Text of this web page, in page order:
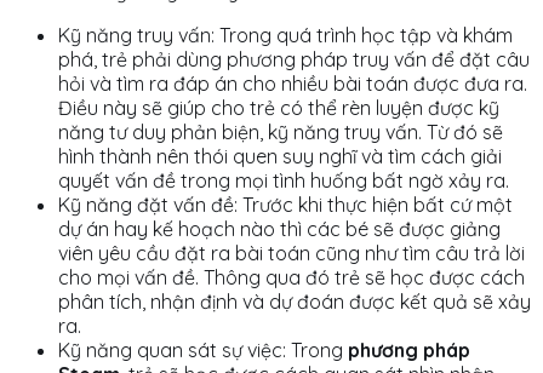
Kỹ năng truy vấn: Trong quá trình học tập và khám
phá, trẻ phải dùng phương pháp truy vấn để đặt câu
hỏi và tìm ra đáp án cho nhiều bài toán được đưa ra.
Điều này sẽ giúp cho trẻ có thể rèn luyện được kỹ
năng tư duy phản biện, kỹ năng truy vấn. Từ đó sẽ
hình thành nên thói quen suy nghĩ và tìm cách giải
quyết vấn đề trong mọi tình huống bất ngờ xảy ra.
Kỹ năng đặt vấn đề: Trước khi thực hiện bất cứ một
dự án hay kế hoạch nào thì các bé sẽ được giảng
viên yêu cầu đặt ra bài toán cũng như tìm câu trả lời
cho mọi vấn đề. Thông qua đó trẻ sẽ học được cách
phân tích, nhận định và dự đoán được kết quả sẽ xảy
ra.
Kỹ năng quan sát sự việc: Trong phương pháp